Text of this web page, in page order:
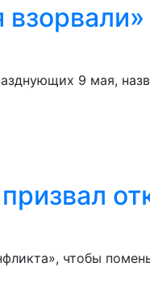
9 мая,
чтобы